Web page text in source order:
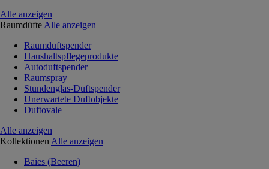
Alle anzeigen
Raumdüfte Alle anzeigen
Raumduftspender
Haushaltspflegeprodukte
Autoduftspender
Raumspray
Stundenglas-Duftspender
Unerwartete Duftobjekte
Duftovale
Alle anzeigen
Kollektionen Alle anzeigen
Baies (Beeren)